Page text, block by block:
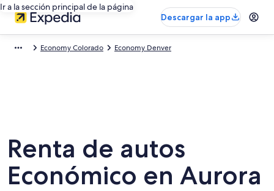
Ir a la sección principal de la página
Descargar la app
Economy Colorado Economy Denver
Renta de autos
Económico en Aurora